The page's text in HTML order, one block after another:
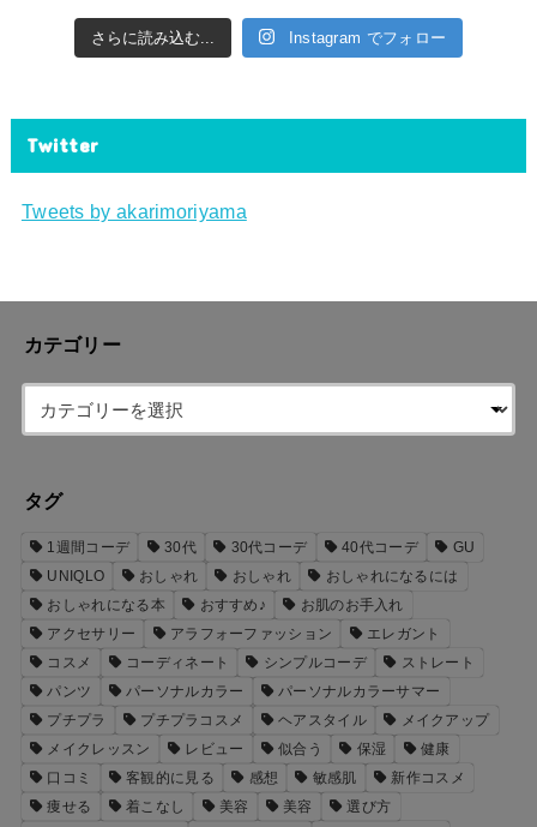
さらに読み込む... Instagram でフォロー
Twitter
Tweets by akarimoriyama
カテゴリー
タグ
1週間コーデ 30代 30代コーデ 40代コーデ
GU
UNIQLO
おしゃれ おしゃれ
おしゃれになるには
おしゃれになる本
おすすめ♪
お肌のお手入れ
アクセサリー
アラフォーファッション
エレガント
コスメ
コーディネート シンプルコーデ
ストレート
パンツ
パーソナルカラー
パーソナルカラーサマー
プチプラ
プチプラコスメ ヘアスタイル
メイクアップ
メイクレッスン
レビュー 似合う 保湿
健康
口コミ
客観的に見る 感想 敏感肌
新作コスメ
痩せる
着こなし 美容 美容
選び方